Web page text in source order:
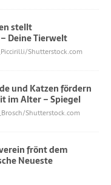
stellt
Deine Tierwelt
Shutterstock.com
und Katzen fördern
im Alter – Spiegel
Shutterstock.com
frönt dem
Neueste